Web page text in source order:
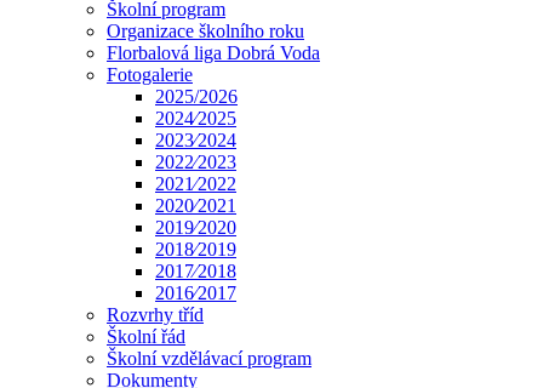
Školní program
Organizace školního roku
Florbalová liga Dobrá Voda
Fotogalerie
2025/2026
2024⁄2025
2023⁄2024
2022⁄2023
2021⁄2022
2020⁄2021
2019⁄2020
2018⁄2019
2017⁄2018
2016⁄2017
Rozvrhy tříd
Školní řád
Školní vzdělávací program
Dokumenty